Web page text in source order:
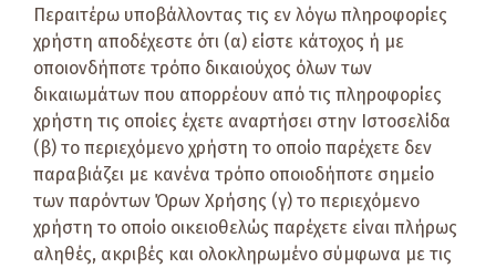
Περαιτέρω υποβάλλοντας τις εν λόγω πληροφορίες
χρήστη αποδέχεστε ότι (α) είστε κάτοχος ή με
οποιονδήποτε τρόπο δικαιούχος όλων των
δικαιωμάτων που απορρέουν από τις πληροφορίες
χρήστη τις οποίες έχετε αναρτήσει στην Ιστοσελίδα
(β) το περιεχόμενο χρήστη το οποίο παρέχετε δεν
παραβιάζει με κανένα τρόπο οποιοδήποτε σημείο
των παρόντων Όρων Χρήσης (γ) το περιεχόμενο
χρήστη το οποίο οικειοθελώς παρέχετε είναι πλήρως
αληθές, ακριβές και ολοκληρωμένο σύμφωνα με τις